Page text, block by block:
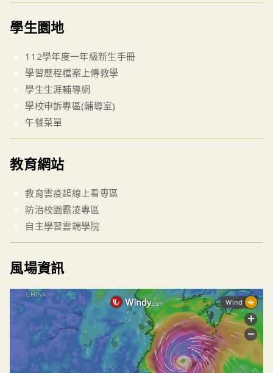
學生園地
112學年度一年級新生手冊
學習歷程檔案上傳教學
學生生涯輔導網
學校申訴專區(輔導室)
午餐菜單
教育網站
教育雲疫起線上看專區
防治校園霸凌專區
自主學習雲端學院
風場資訊